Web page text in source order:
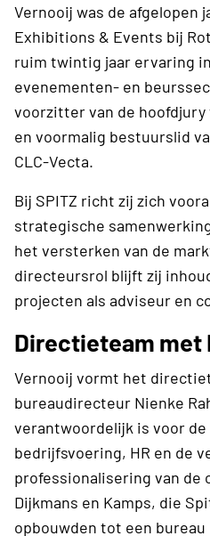
Vernooij was de afgelopen
Exhibitions & Events bij
ruim twintig jaar ervaring
evenementen- en
voorzitter van de hoofdjury
en voormalig bestuurslid
CLC-Vecta.
Bij SPITZ richt zij zich
strategische
het versterken van de
directeursrol blijft zij
projecten als adviseur en
Directieteam met
Vernooij vormt het
bureaudirecteur Nienke
verantwoordelijk is voor
bedrijfsvoering, HR en de
professionalisering van de
Dijkmans en Kamps, die
opbouwden tot een